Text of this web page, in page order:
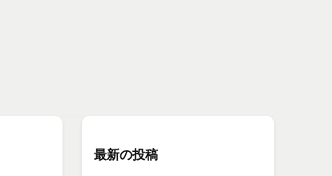
最新の投稿